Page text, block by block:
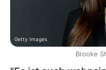
Getty Images
Brooke